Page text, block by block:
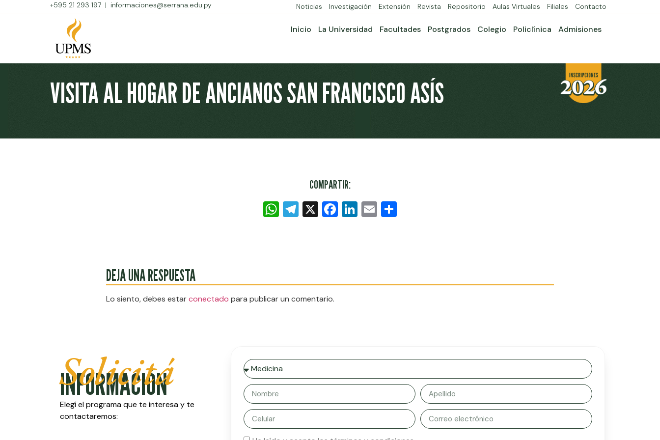
+595 21 293 197 | informaciones@serrana.edu.py Noticias Investigación Extensión Revista Repositorio Aulas Virtuales Filiales Contacto
Inicio La Universidad Facultades Postgrados Colegio Policlínica Admisiones
VISITA AL HOGAR DE ANCIANOS SAN FRANCISCO ASÍS
COMPARTIR:
WhatsApp
Telegram
X Facebook
LinkedIn
Email
DEJA UNA RESPUESTA
Lo siento, debes estarconectado para publicar un comentario.
Solicitá
INFORMACIÓN
Elegí el programa que te interesa y te
contactaremos: